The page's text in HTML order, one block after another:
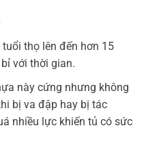
tuổi thọ lên đến hơn 15
với thời gian.
này cứng nhưng không
bị va đập hay bị tác
nhiều lực khiến tủ có sức